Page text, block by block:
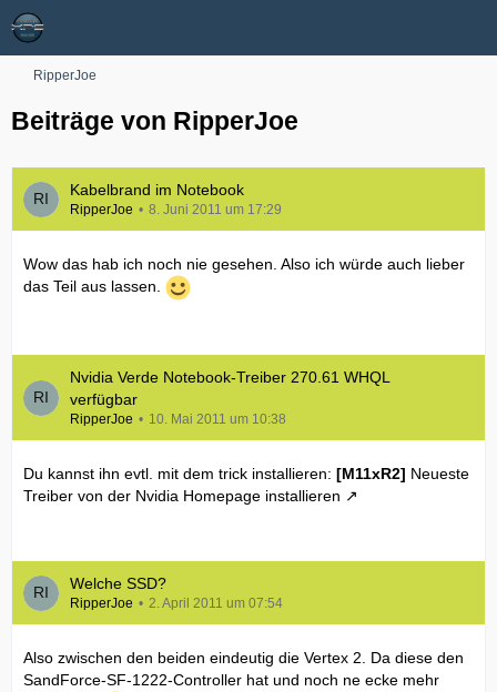
RipperJoe
Beiträge von RipperJoe
Kabelbrand im Notebook
RipperJoe 8. Juni 2011 um 17:29
Wow das hab ich noch nie gesehen. Also ich würde auch lieber
das Teil aus lassen.
Nvidia Verde Notebook-Treiber 270.61 WHQL
verfügbar
RipperJoe 10. Mai 2011 um 10:38
Du kannst ihn evtl. mit dem trick installieren: [M11xR2] Neueste
Treiber von der Nvidia Homepage installieren
Welche SSD?
RipperJoe 2. April 2011 um 07:54
Also zwischen den beiden eindeutig die Vertex 2. Da diese den
SandForce-SF-1222-Controller hat und noch ne ecke mehr